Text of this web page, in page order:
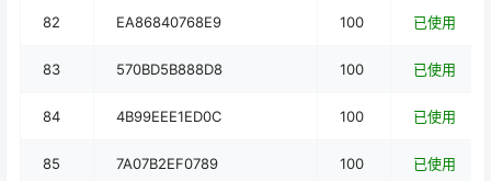
82 EA86840768E9 100 已使用
83 570BD5B888D8 100 已使用
84 4B99EEE1ED0C 100 已使用
85 7A07B2EF0789 100 已使用